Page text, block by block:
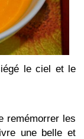
le ciel et le
remémorrer les
une belle et